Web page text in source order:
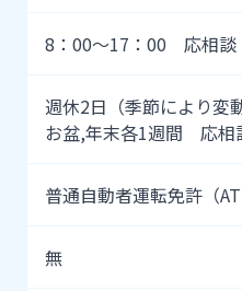
8：00～17：00 応相談
週休2日（季節により変
お盆,年末各1週間 応相
普通自動者運転免許（AT
無